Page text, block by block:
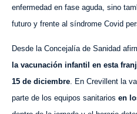
enfermedad en fase aguda, sino
futuro y frente al síndrome Covid
Desde la Concejalía de Sanidad
la vacunación infantil en esta
15 de diciembre. En Crevillent la
parte de los equipos sanitarios en